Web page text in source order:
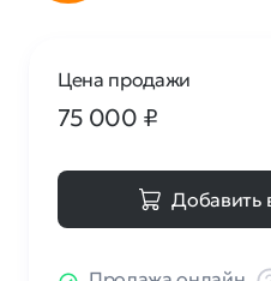
Цена продажи
75 000 ₽
Добавить